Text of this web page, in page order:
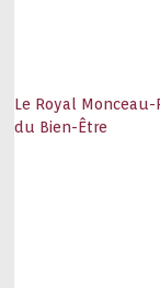
Le Royal
du Bien-Être